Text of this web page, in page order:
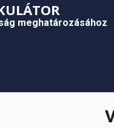
meghatározásához